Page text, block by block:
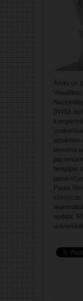
Ārstu un
(NVD)
atteikties
lēmuma
terapijas
Paula
slimnīcas
nodaļa,